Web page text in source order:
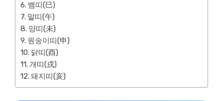
뱀띠(巳)
말띠(午)
양띠(未)
원숭이띠(申)
닭띠(酉)
개띠(戌)
돼지띠(亥)